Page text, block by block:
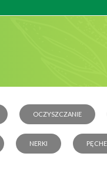
OCZYSZCZANIE
NERKI